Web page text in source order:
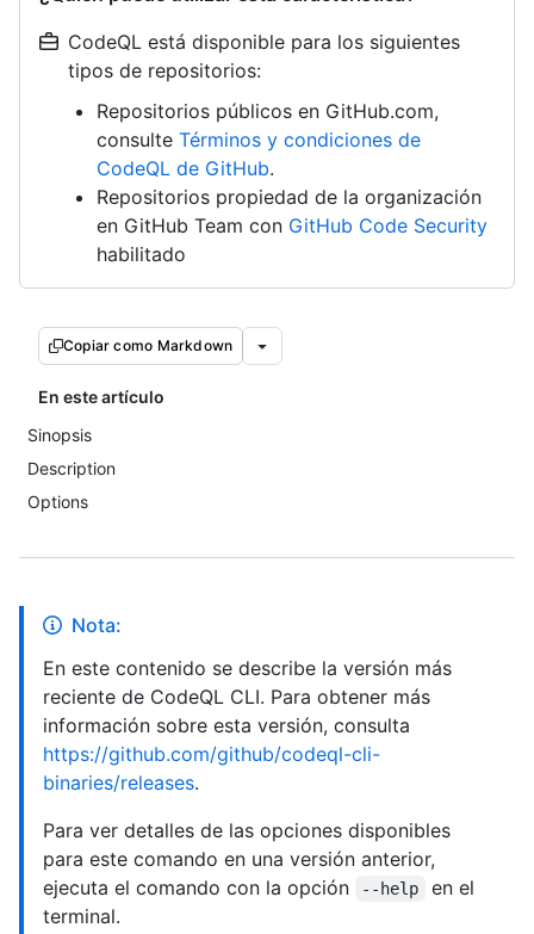
CodeQL está disponible para los siguientes
tipos de repositorios:
Repositorios públicos en GitHub.com,
consulte Términos y condiciones de
CodeQL de GitHub.
Repositorios propiedad de la organización
en GitHub Team con GitHub Code Security
habilitado
Copiar como Markdown
En este artículo
Sinopsis
Description
Options
Nota:
En este contenido se describe la versión más
reciente de CodeQL CLI. Para obtener más
información sobre esta versión, consulta
https://github.com/github/codeql-cli-
binaries/releases.
Para ver detalles de las opciones disponibles
para este comando en una versión anterior,
ejecuta el comando con la opción
--help
en el
terminal.